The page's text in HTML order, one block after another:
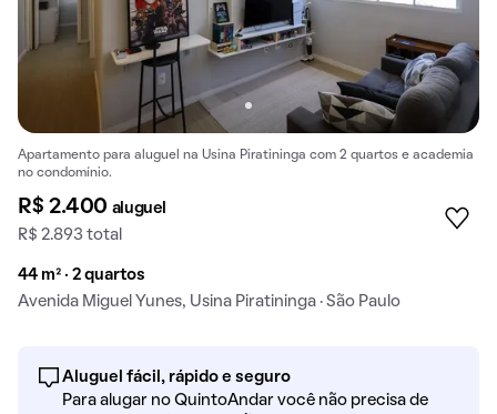
Apartamento para aluguel na Usina Piratininga com 2 quartos e academia
no condomínio.
R$ 2.400 aluguel
R$ 2.893 total
44 m² · 2 quartos
Avenida Miguel Yunes, Usina Piratininga · São Paulo
Aluguel fácil, rápido e seguro
Para alugar no QuintoAndar você não precisa de